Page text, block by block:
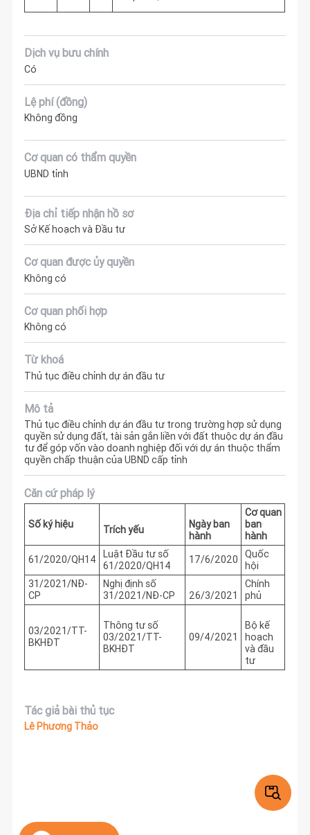
Dịch vụ bưu chính
Có
Lệ phí (đồng)
Không đồng
Cơ quan có thẩm quyền
UBND tỉnh
Địa chỉ tiếp nhận hồ sơ
Sở Kế hoạch và Đầu tư
Cơ quan được ủy quyền
Không có
Cơ quan phối hợp
Không có
Từ khoá
Thủ tục điều chỉnh dự án đầu tư
Mô tả
Thủ tục điều chỉnh dự án đầu tư trong trường hợp sử dụng
quyền sử dụng đất, tài sản gắn liền với đất thuộc dự án đầu
tư để góp vốn vào doanh nghiệp đối với dự án thuộc thẩm
quyền chấp thuận của UBND cấp tỉnh
Căn cứ pháp lý
Số ký hiệu Trích yếu
Ngày ban
hành
Cơ quan
ban
hành
61/2020/QH14
Luật Đầu tư số
61/2020/QH14
17/6/2020
Quốc
hội
31/2021/NĐ-
CP
Nghị định số
31/2021/NĐ-CP
26/3/2021
Chính
phủ
03/2021/TT-
BKHĐT
Thông tư số
03/2021/TT-
BKHĐT
09/4/2021
Bộ kế
hoạch
và đầu
tư
Tác giả bài thủ tục
Lê Phương Thảo